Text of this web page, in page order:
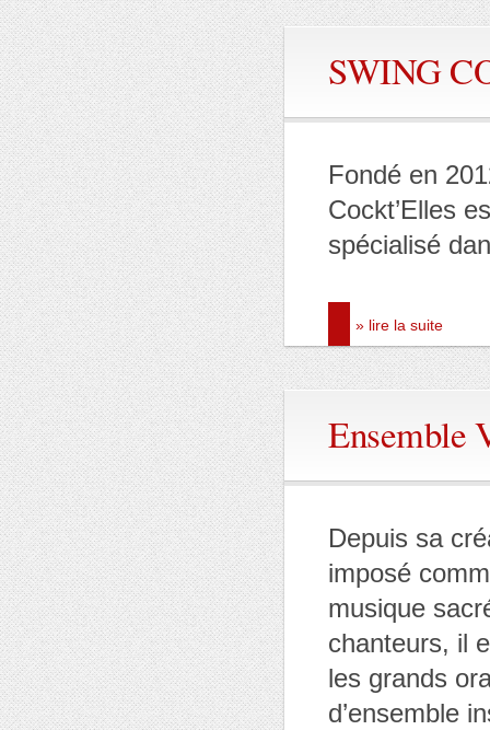
SWING
Fondé en
Cockt’Elles
spécialisé
» lire la suite
Ensemble
Depuis sa
imposé
musique
chanteurs, il
les grands
d’ensemble